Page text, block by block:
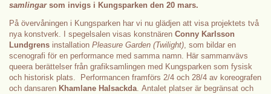
samlingar som invigs i Kungsparken den 20 mars.
På övervåningen i Kungsparken har vi nu glädjen att visa projektets två
nya konstverk. I spegelsalen visas konstnären Conny Karlsson
Lundgrens installation Pleasure Garden (Twilight), som bildar en
scenografi för en performance med samma namn. Här sammanvävs
queera berättelser från grafiksamlingen med Kungsparken som fysisk
och historisk plats. Performancen framförs 2/4 och 28/4 av koreografen
och dansaren Khamlane Halsackda. Antalet platser är begränsat och